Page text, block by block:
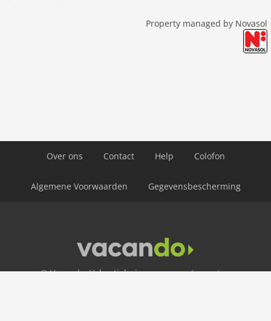
Property managed by Novasol
Over ons Contact Help Colofon
Algemene Voorwaarden Gegevensbescherming
© Vacando: Vakantiehuizen en appartementen